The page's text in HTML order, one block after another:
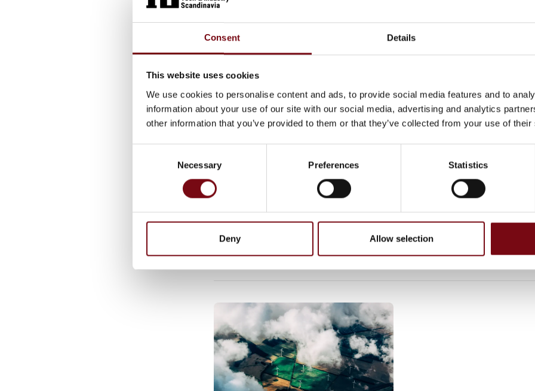
Consent Details
This website uses cookies
We use cookies to personalise content and ads, to provide social media features and to
information about your use of our site with our social media, advertising and analytics
other information that you’ve provided to them or that they’ve collected from your use of
Necessary Preferences Statistics
Deny Allow selection
Excela Electronic Switch
Bærbar
På messen
AT600 fra BH Panametrics Aurora Moisture
På messen
GfG CC22 D Transmitter
Artikler skrevet af HH